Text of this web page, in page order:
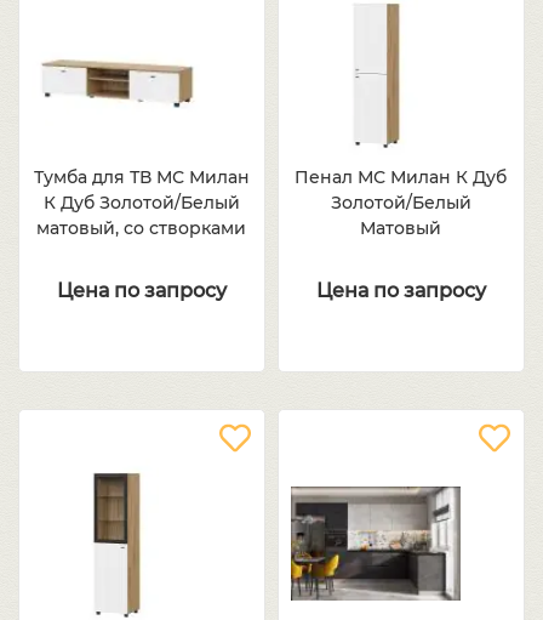
Тумба для ТВ МС Милан
К Дуб Золотой/Белый
матовый, со створками
Цена по запросу
Пенал МС Милан К Дуб
Золотой/Белый
Матовый
Цена по запросу